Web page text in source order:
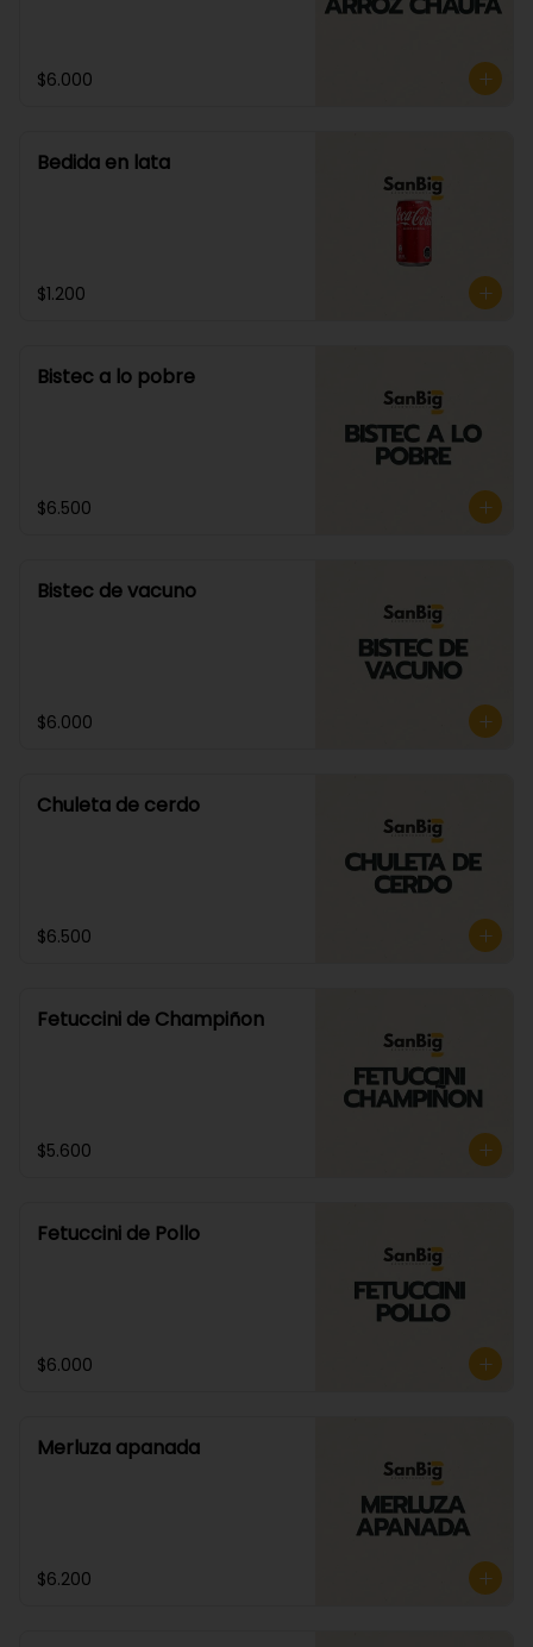
$6.000
Bedida en lata
$1.200
Bistec a lo pobre
$6.500
Bistec de vacuno
$6.000
Chuleta de cerdo
$6.500
Fetuccini de Champiñon
$5.600
Fetuccini de Pollo
$6.000
Merluza apanada
$6.200